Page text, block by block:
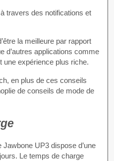
travers des notifications et
la meilleure par rapport
d’autres applications comme
une expérience plus riche.
en plus de ces conseils
de conseils de mode de
UP3 dispose d’une
Le temps de charge